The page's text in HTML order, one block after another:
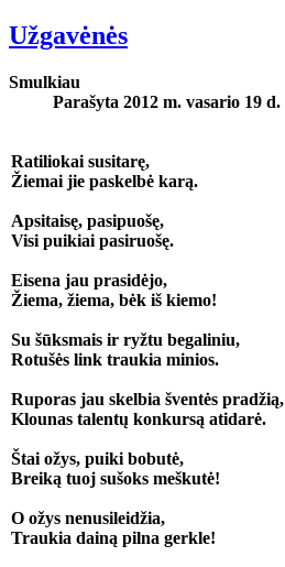
Užgavėnės
Smulkiau
Parašyta 2012 m. vasario 19 d.
Ratiliokai susitarę,
Žiemai jie paskelbė karą.
Apsitaisę, pasipuošę,
Visi puikiai pasiruošę.
Eisena jau prasidėjo,
Žiema, žiema, bėk iš kiemo!
Su šūksmais ir ryžtu begaliniu,
Rotušės link traukia minios.
Ruporas jau skelbia šventės pradžią,
Klounas talentų konkursą atidarė.
Štai ožys, puiki bobutė,
Breiką tuoj sušoks meškutė!
O ožys nenusileidžia,
Traukia dainą pilna gerkle!